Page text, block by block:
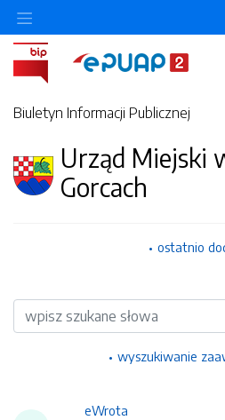
Biuletyn Informacji Publicznej
Urząd Miejski
Gorcach
ostatnio
Wyszukiwarka
wyszukiwanie
eWrota